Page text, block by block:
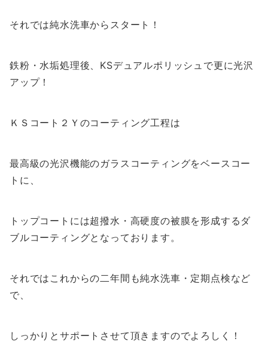
それでは純水洗車からスタート！
鉄粉・水垢処理後、KSデュアルポリッシュで更に光沢
アップ！
ＫＳコート２Ｙのコーティング工程は
最高級の光沢機能のガラスコーティングをベースコー
トに、
トップコートには超撥水・高硬度の被膜を形成するダ
ブルコーティングとなっております。
それではこれからの二年間も純水洗車・定期点検など
で、
しっかりとサポートさせて頂きますのでよろしく！